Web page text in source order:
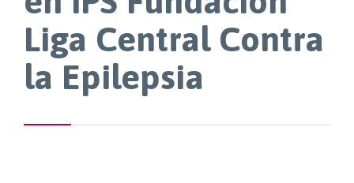
Liga Central Contra
la Epilepsia